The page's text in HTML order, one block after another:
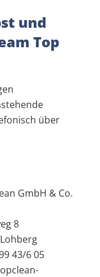
und
Top
über
GmbH & Co.
8
43/6 05